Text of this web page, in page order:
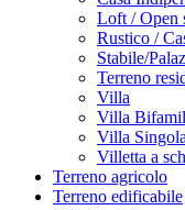
Loft / Open
Rustico /
Stabile/
Terreno
Villa
Villa
Villa Singola
Villetta a
Terreno agricolo
Terreno edificabile